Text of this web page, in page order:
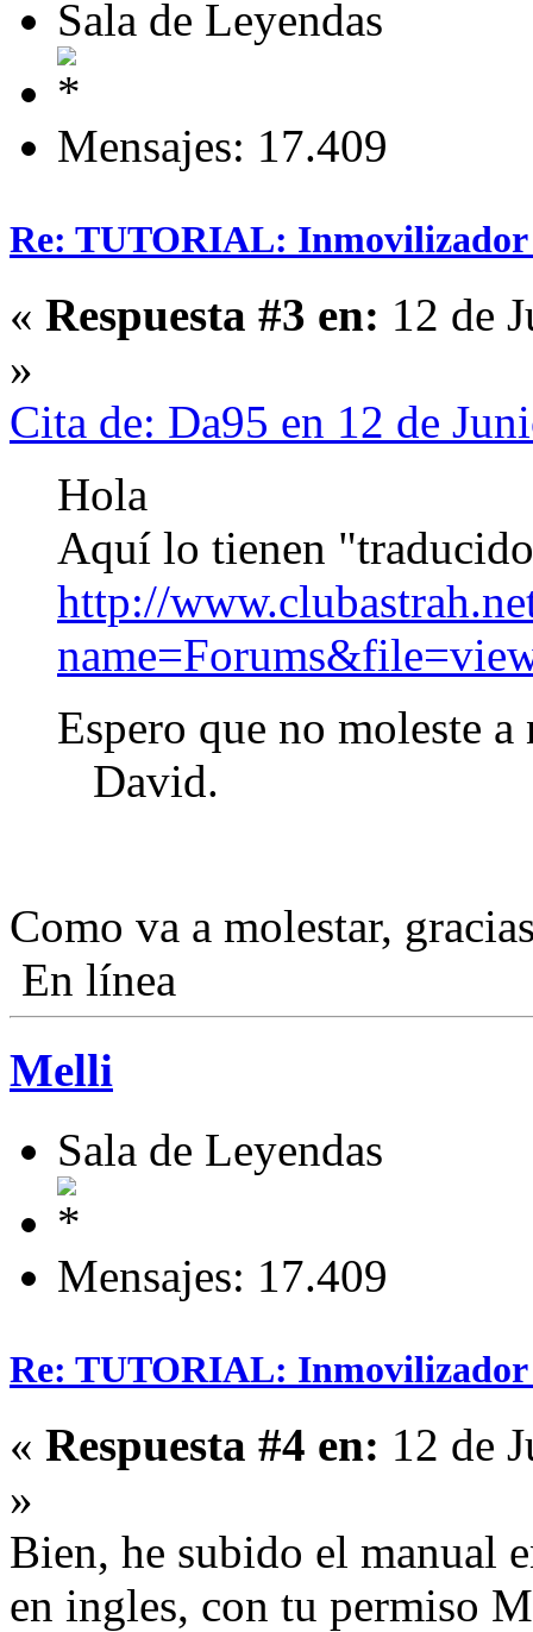
Sala de Leyendas
Mensajes: 17.409
Re: TUTORIAL: Inmovilizador
« Respuesta #3 en: 12 de
»
Cita de: Da95 en 12 de
Hola
Aquí lo tienen
http://
Espero que no moleste
David.
Como va a molestar,
En línea
Melli
Sala de Leyendas
Mensajes: 17.409
Re: TUTORIAL: Inmovilizador
« Respuesta #4 en: 12 de
»
Bien, he subido el manual
en ingles, con tu permiso